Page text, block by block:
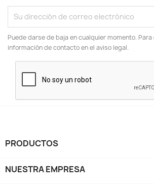
Puede darse de baja en cualquier momento.
información de contacto en el aviso legal.
PRODUCTOS
NUESTRA EMPRESA